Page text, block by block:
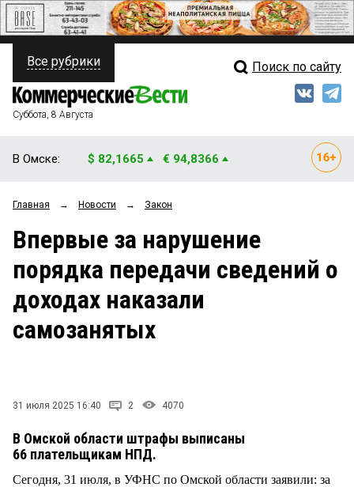
ПОЛИТИКА
ФИНАНСЫ
ОБЩЕСТВО
ЗАКОН
НОВОСТИ КОМПАНИЙ
Свежий выпуск
Рейтинги
Блоги
Все рубрики Поиск по сайту
Суббота, 8 Августа
В Омске: $ 82,1665 € 94,8366
Главная → Новости → Закон
Впервые за нарушение
порядка передачи сведений о
доходах наказали
самозанятых
31 июля 2025 16:40 2 4070
В Омской области штрафы выписаны
66 плательщикам НПД.
Сегодня, 31 июля, в УФНС по Омской области заявили: за